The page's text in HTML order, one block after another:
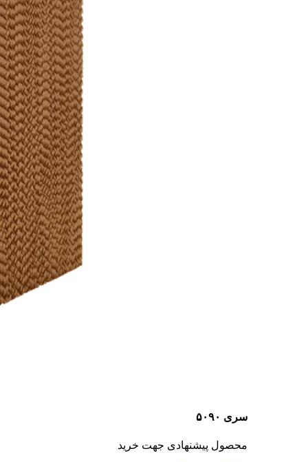
سری ۵۰۹۰
محصول پیشنهادی جهت خرید